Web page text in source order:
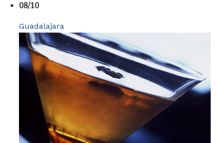
08/10
Guadalajara